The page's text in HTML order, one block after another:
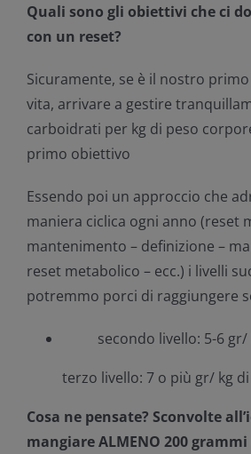
Quali sono gli obiettivi che ci
con un reset?
Sicuramente, se è il nostro
vita, arrivare a gestire
carboidrati per kg di peso
primo obiettivo
Essendo poi un approccio che
maniera ciclica ogni anno (reset
mantenimento – definizione –
reset metabolico – ecc.) i livelli
potremmo porci di raggiungere
secondo livello: 5-6
terzo livello: 7 o più gr/ kg
Cosa ne pensate? Sconvolte
mangiare ALMENO 200